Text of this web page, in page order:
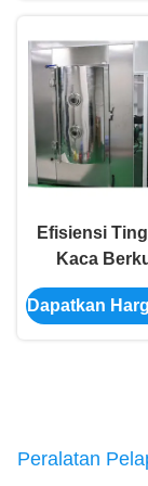
Efisiensi
Kaca
Tinggi
Pelapisan
Dapatkan
Peralatan